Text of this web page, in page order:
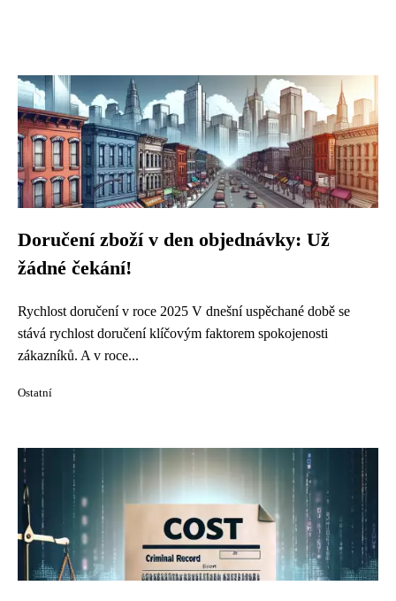
Doručení zboží v den objednávky: Už
žádné čekání!
Rychlost doručení v roce 2025 V dnešní uspěchané době se
stává rychlost doručení klíčovým faktorem spokojenosti
zákazníků. A v roce...
Ostatní